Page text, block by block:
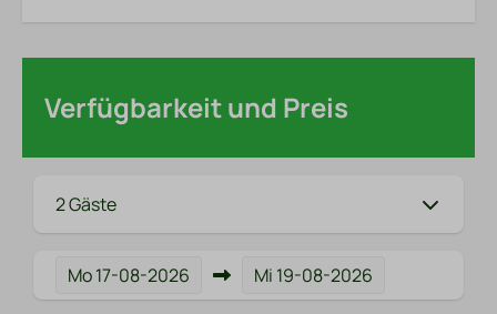
Verfügbarkeit und Preis
2 Gäste
Mo17-08-2026 Mi 19-08-2026